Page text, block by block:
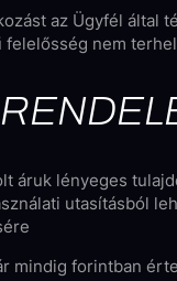
az Ügyfél által
felelősség nem
áruk lényeges
utasításból
mindig forintban